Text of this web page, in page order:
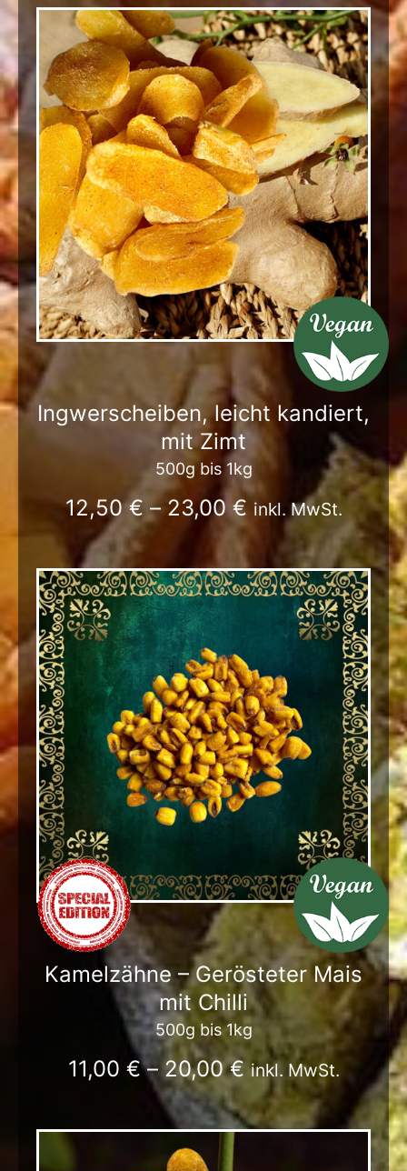
Ingwerscheiben, leicht kandiert,
mit Zimt
500g bis 1kg
12,50€– 23,00€ inkl. MwSt.
Kamelzähne – Gerösteter Mais
mit Chilli
500g bis 1kg
11,00 €– 20,00€ inkl. MwSt.